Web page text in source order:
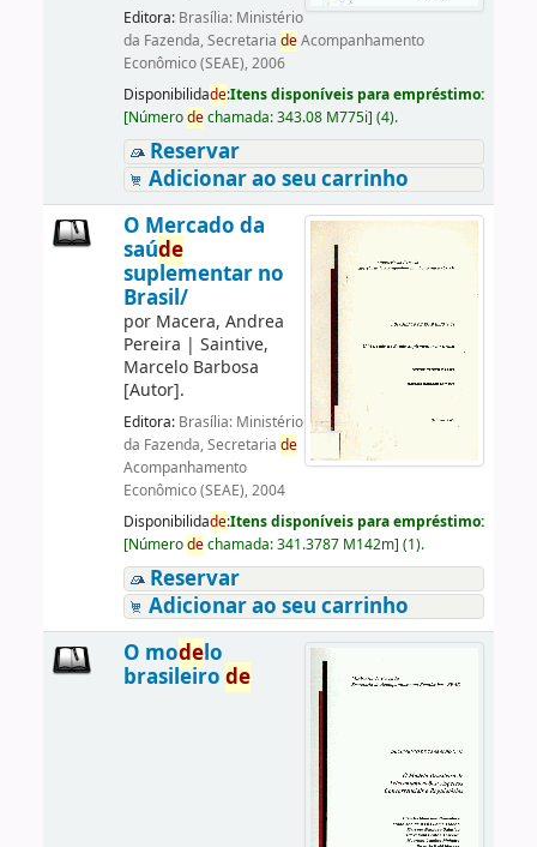
Editora: Brasília: Ministério
da Fazenda, Secretaria deAcompanhamento
Econômico (SEAE), 2006
Disponibilidade:Itens disponíveis para empréstimo:
[Númerodechamada:343.08 M775i] (4).
Reservar
Adicionar ao seu carrinho
O Mercado da
saúde
suplementar no
Brasil/
por Macera, Andrea
Pereira | Saintive,
Marcelo Barbosa
[Autor].
Editora: Brasília: Ministério
da Fazenda, Secretaria de
Acompanhamento
Econômico (SEAE), 2004
Disponibilidade:Itens disponíveis para empréstimo:
[Númerodechamada:341.3787 M142m] (1).
Reservar
Adicionar ao seu carrinho
O modelo
brasileiro de